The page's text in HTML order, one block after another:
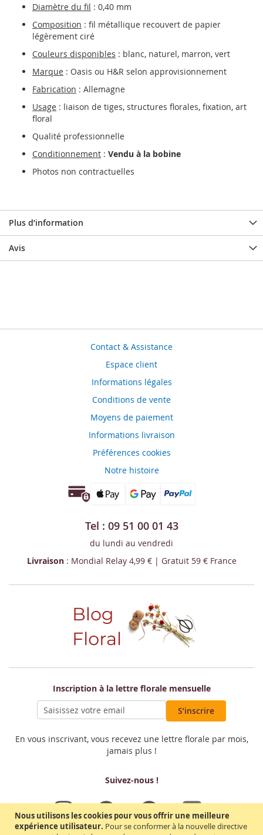
Nous utilisons les cookies pour vous offrir une meilleure
expérience utilisateur. Pour se conformer à la nouvelle directive
Diamètre du fil : 0,40 mm
Composition : fil métallique recouvert de papier
légèrement ciré
Couleurs disponibles : blanc, naturel, marron, vert
Marque : Oasis ou H&R selon approvisionnement
Fabrication : Allemagne
Usage : liaison de tiges, structures florales, fixation, art
floral
Qualité professionnelle
Conditionnement : Vendu à la bobine
Photos non contractuelles
Plus d’information
Avis
Contact & Assistance
Espace client
Informations légales
Conditions de vente
Moyens de paiement
Informations livraison
Préférences cookies
Notre histoire
Tel : 09 51 00 01 43
du lundi au vendredi
Livraison: Mondial Relay 4,99 € | Gratuit 59 € France
Inscription à la lettre florale mensuelle
S’inscrire
En vous inscrivant, vous recevez une lettre florale par mois,
jamais plus !
Suivez-nous !